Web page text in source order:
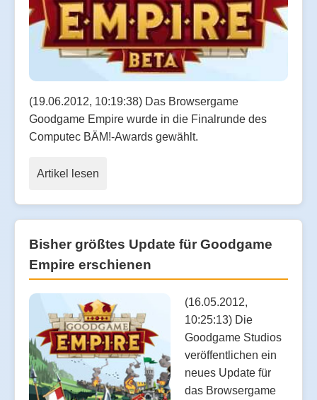
(19.06.2012, 10:19:38) Das Browsergame
Goodgame Empire wurde in die Finalrunde des
Computec BÄM!-Awards gewählt.
Artikel lesen
Bisher größtes Update für Goodgame
Empire erschienen
(16.05.2012,
10:25:13) Die
Goodgame Studios
veröffentlichen ein
neues Update für
das Browsergame